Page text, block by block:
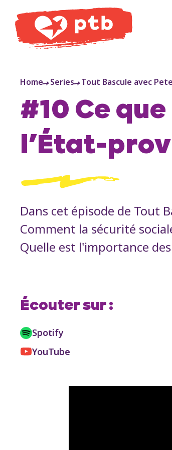
Home Series Tout Bascule avec
#10 Ce
l’État-
Dans cet épisode de Tout
Comment la sécurité
Quelle est l'importance
Écouter sur :
Spotify
YouTube